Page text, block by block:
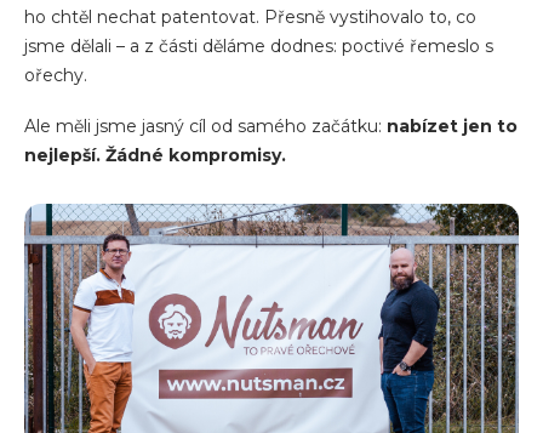
ho chtěl nechat patentovat. Přesně vystihovalo to, co
jsme dělali – a z části děláme dodnes: poctivé řemeslo s
ořechy.
Ale měli jsme jasný cíl od samého začátku: nabízet jen to
nejlepší. Žádné kompromisy.